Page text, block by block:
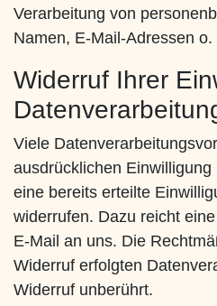
Verarbeitung von
Namen, E-Mail-Adressen
Widerruf Ihrer
Viele
ausdrücklichen
eine bereits erteilte
widerrufen. Dazu reicht
E-Mail an uns. Die
Widerruf erfolgten
Widerruf unberührt.